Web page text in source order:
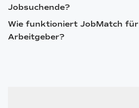
Jobsuchende?
Wie funktioniert JobMatch für
Arbeitgeber?